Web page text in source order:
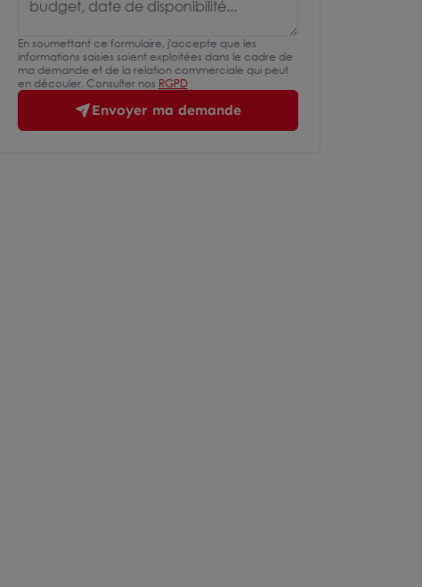
En soumettant ce formulaire, j'accepte que les
informations saisies soient exploitées dans le cadre de
ma demande et de la relation commerciale qui peut
en découler. Consulter nos RGPD
Envoyer ma demande